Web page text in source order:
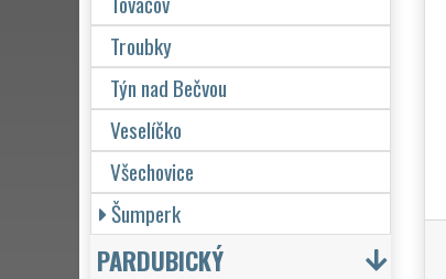
Troubky
Týn nad Bečvou
Veselíčko
Všechovice
Šumperk
PARDUBICKÝ